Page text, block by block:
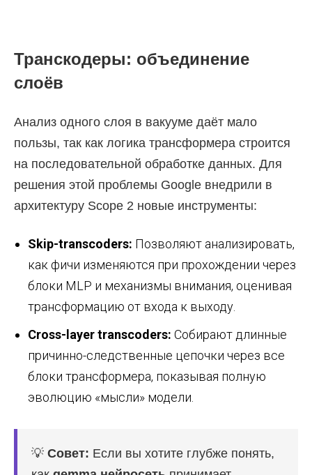
Транскодеры: объединение
слоёв
Анализ одного слоя в вакууме даёт мало
пользы, так как логика трансформера строится
на последовательной обработке данных. Для
решения этой проблемы Google внедрили в
архитектуру Scope 2 новые инструменты:
Skip-transcoders: Позволяют анализировать,
как фичи изменяются при прохождении через
блоки MLP и механизмы внимания, оценивая
трансформацию от входа к выходу.
Cross-layer transcoders: Собирают длинные
причинно-следственные цепочки через все
блоки трансформера, показывая полную
эволюцию «мысли» модели.
💡 Совет: Если вы хотите глубже понять,